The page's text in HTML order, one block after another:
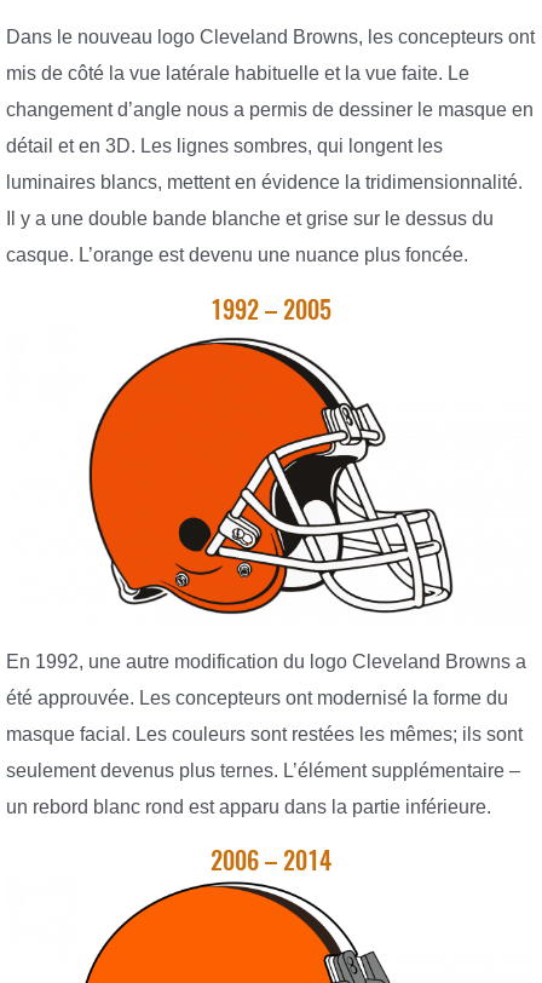
Dans le nouveau logo Cleveland Browns, les concepteurs ont
mis de côté la vue latérale habituelle et la vue faite. Le
changement d’angle nous a permis de dessiner le masque en
détail et en 3D. Les lignes sombres, qui longent les
luminaires blancs, mettent en évidence la tridimensionnalité.
Il y a une double bande blanche et grise sur le dessus du
casque. L’orange est devenu une nuance plus foncée.
1992 – 2005
En 1992, une autre modification du logo Cleveland Browns a
été approuvée. Les concepteurs ont modernisé la forme du
masque facial. Les couleurs sont restées les mêmes; ils sont
seulement devenus plus ternes. L’élément supplémentaire –
un rebord blanc rond est apparu dans la partie inférieure.
2006 – 2014